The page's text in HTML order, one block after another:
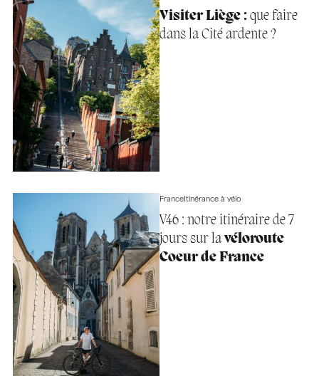
Visiter Liège :que faire
dans la Cité ardente ?
FranceItinérance à vélo
V46 : notre itinéraire de 7
jours sur lavéloroute
Coeur de France